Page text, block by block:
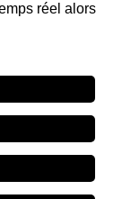
réel alors